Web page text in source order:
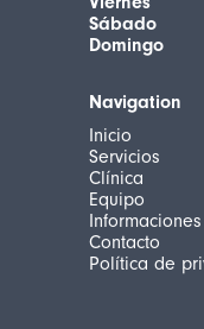
Sábado
Domingo
Navigation
Inicio
Servicios
Clínica
Equipo
Informaciones
Contacto
Política de